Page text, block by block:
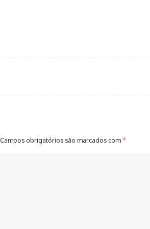
Campos obrigatórios são marcados com*